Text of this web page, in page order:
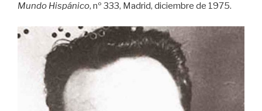
Mundo Hispánico, nº 333, Madrid, diciembre de 1975.